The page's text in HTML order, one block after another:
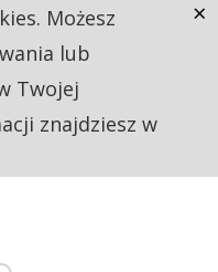
Możesz
lub
Twojej
znajdziesz w
×